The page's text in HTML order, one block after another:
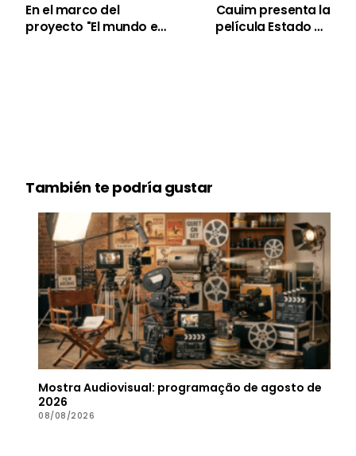
En el marco del
proyecto "El mundo en
Cauim presenta la
película Estado de
También te podría gustar
Mostra Audiovisual: programação de agosto de
2026
08/08/2026